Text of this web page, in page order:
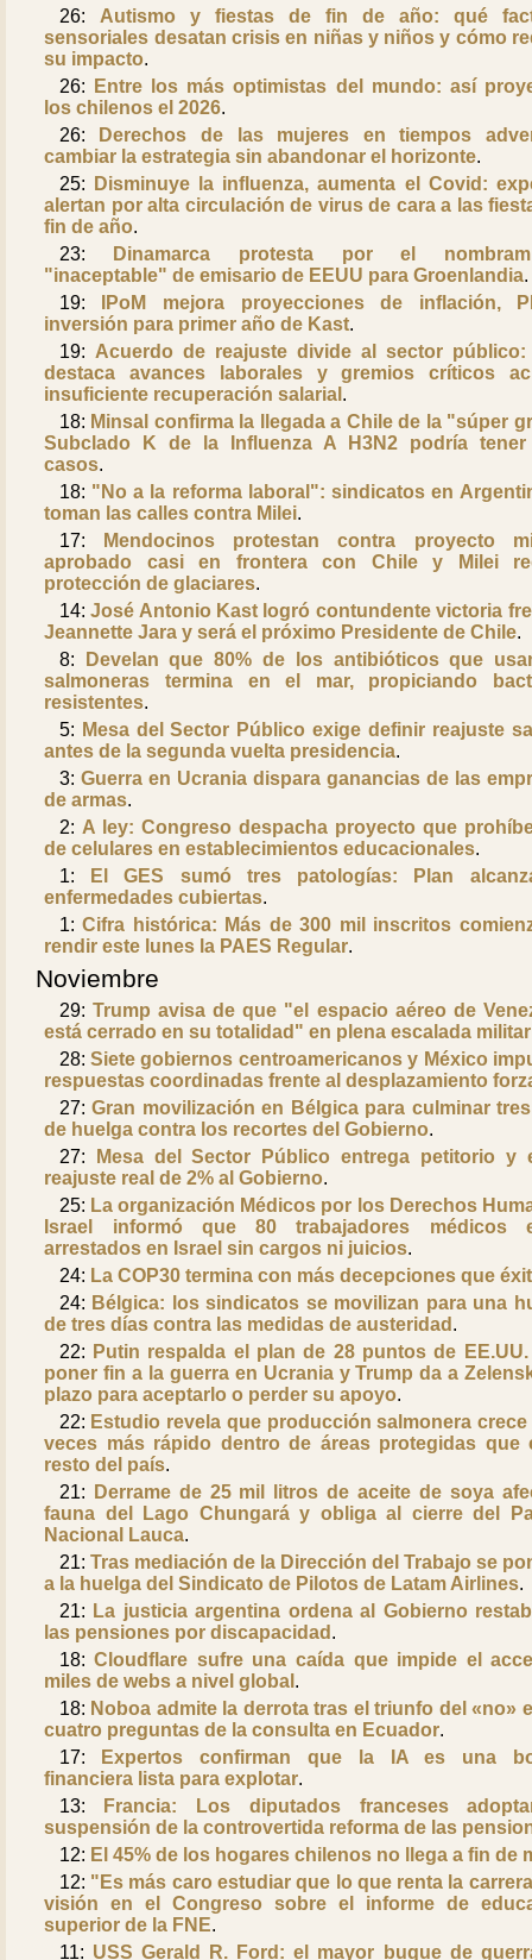
26: Autismo y fiestas de fin de año: qué
sensoriales desatan crisis en niñas y niños y cómo
su impacto.
26:
Entre los más optimistas del mundo: así
los chilenos el 2026.
26:
Derechos de las mujeres en tiempos
cambiar la estrategia sin abandonar el horizonte.
25:
Disminuye la influenza, aumenta el Covid:
alertan por alta circulación de virus de cara a las
fin de año.
23:
Dinamarca protesta por el
"inaceptable" de emisario de EEUU para Groenlandia.
19:
IPoM mejora proyecciones de inflación,
inversión para primer año de Kast.
19: Acuerdo de reajuste divide al sector público:
destaca avances laborales y gremios críticos
insuficiente recuperación salarial .
18: Minsal confirma la llegada a Chile de la "súper
Subclado K de la Influenza A H3N2 podría tener
casos.
18: "No a la reforma laboral": sindicatos en
toman las calles contra Milei.
17:
Mendocinos protestan contra proyecto
aprobado casi en frontera con Chile y Milei
protección de glaciares.
14:José Antonio Kast logró contundente victoria
Jeannette Jara y será el próximo Presidente de Chile.
8:
Develan que 80% de los antibióticos que
salmoneras termina en el mar, propiciando
resistentes.
5: Mesa del Sector Público exige definir reajuste
antes de la segunda vuelta presidencia.
3: Guerra en Ucrania dispara ganancias de las
de armas.
2: A ley: Congreso despacha proyecto que
de celulares en establecimientos educacionales.
1:
El GES sumó tres patologías: Plan
enfermedades cubiertas.
1:Cifra histórica: Más de 300 mil inscritos
rendir este lunes la PAES Regular.
Noviembre
29: Trump avisa de que "el espacio aéreo de
está cerrado en su totalidad" en plena escalada militar
28:Siete gobiernos centroamericanos y México
respuestas coordinadas frente al desplazamiento
27:Gran movilización en Bélgica para culminar
de huelga contra los recortes del Gobierno.
27:
Mesa del Sector Público entrega petitorio y
reajuste real de 2% al Gobierno.
25: La organización Médicos por los Derechos
Israel informó que 80 trabajadores médicos
arrestados en Israel sin cargos ni juicios.
24: La COP30 termina con más decepciones que
24: Bélgica: los sindicatos se movilizan para una
de tres días contra las medidas de austeridad .
22: Putin respalda el plan de 28 puntos de
poner fin a la guerra en Ucrania y Trump da a
plazo para aceptarlo o perder su apoyo.
22: Estudio revela que producción salmonera crece
veces más rápido dentro de áreas protegidas que
resto del país.
21:
Derrame de 25 mil litros de aceite de soya
fauna del Lago Chungará y obliga al cierre del
Nacional Lauca.
21: Tras mediación de la Dirección del Trabajo se
a la huelga del Sindicato de Pilotos de Latam Airlines.
21: La justicia argentina ordena al Gobierno
las pensiones por discapacidad .
18:Cloudflare sufre una caída que impide el
miles de webs a nivel global .
18: Noboa admite la derrota tras el triunfo del «no»
cuatro preguntas de la consulta en Ecuador.
17:
Expertos confirman que la IA es una
financiera lista para explotar.
13:
Francia: Los diputados franceses
suspensión de la controvertida reforma de las
12: El 45% de los hogares chilenos no llega a fin de
12: "Es más caro estudiar que lo que renta la
visión en el Congreso sobre el informe de
superior de la FNE.
11: USS Gerald R. Ford: el mayor buque de